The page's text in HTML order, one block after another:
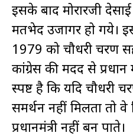
इसके बाद मोरारजी
मतभेद उजागर हो गये।
1979 को चौधरी चरण
कांग्रेस की मदद से
स्पष्ट है कि यदि चौधरी
समर्थन नहीं मिलता तो वे
प्रधानमंत्री नहीं बन पाते।